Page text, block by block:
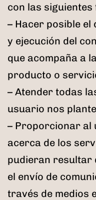
con las siguientes
– Hacer posible
y ejecución del
que acompaña a
producto o
– Atender todas
usuario nos
– Proporcionar al
acerca de los
pudieran resultar
el envío de
través de medios